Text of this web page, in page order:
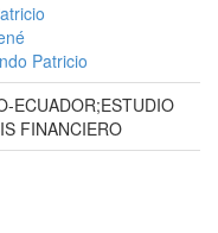
Patricio
ECUADOR;ESTUDIO
FINANCIERO